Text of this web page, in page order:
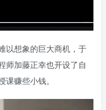
以想象的巨大商机，于
师加藤正幸也开设了自
赚些小钱。